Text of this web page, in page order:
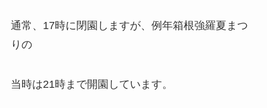
通常、17時に閉園しますが、例年箱根強羅夏まつ
りの
当時は21時まで開園しています。